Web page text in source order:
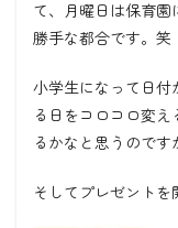
て、月曜日は保育
勝手な都合です。笑
小学生になって日付
る日をコロコロ変
るかなと思うので
そしてプレゼントを